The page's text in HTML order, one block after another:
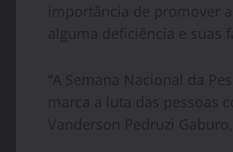
importância de promover
alguma deficiência e suas
“A Semana Nacional da
marca a luta das pessoas
Vanderson Pedruzi